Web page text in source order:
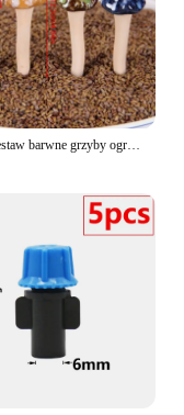
4 sztuk/zestaw barwne grzyby ogrodowe dekoracje ceramika bajki grzyb realistyczny grzyb rzeźba nie blaknący muchomor